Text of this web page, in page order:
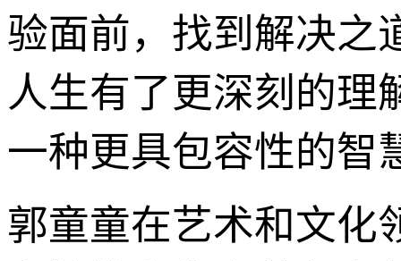
验面前，找到解决之
人生有了更深刻的理
一种更具包容性的智
郭童童在艺术和文化